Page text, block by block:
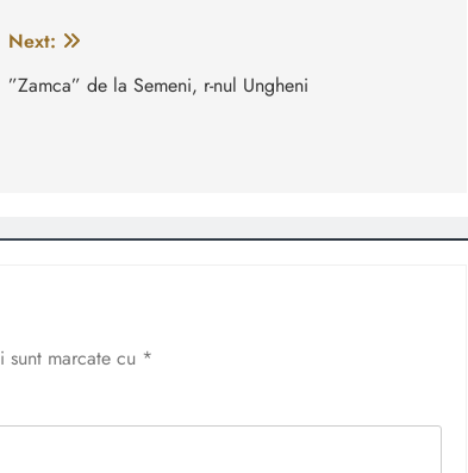
Next:
”Zamca” de la Semeni, r-nul Ungheni
marcate cu *